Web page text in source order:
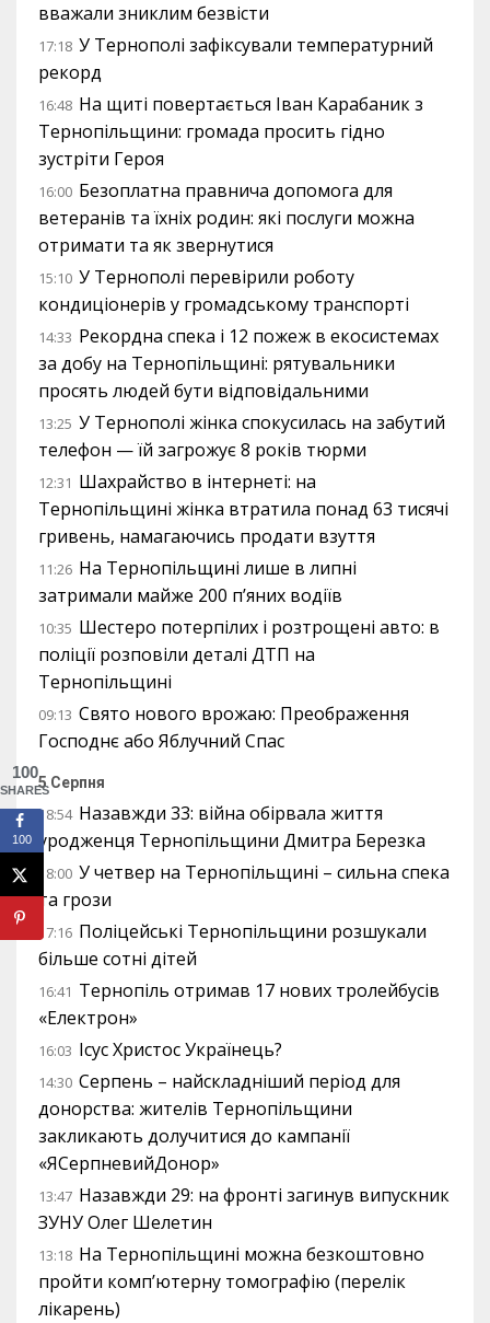
вважали зниклим безвісти
17:18 У Тернополі зафіксували температурний
рекорд
16:48 На щиті повертається Іван Карабаник з
Тернопільщини: громада просить гідно
зустріти Героя
16:00 Безоплатна правнича допомога для
ветеранів та їхніх родин: які послуги можна
отримати та як звернутися
15:10 У Тернополі перевірили роботу
кондиціонерів у громадському транспорті
14:33 Рекордна спека і 12 пожеж в екосистемах
за добу на Тернопільщині: рятувальники
просять людей бути відповідальними
13:25 У Тернополі жінка спокусилась на забутий
телефон — їй загрожує 8 років тюрми
12:31 Шахрайство в інтернеті: на
Тернопільщині жінка втратила понад 63 тисячі
гривень, намагаючись продати взуття
11:26 На Тернопільщині лише в липні
затримали майже 200 п’яних водіїв
10:35 Шестеро потерпілих і розтрощені авто: в
поліції розповіли деталі ДТП на
Тернопільщині
09:13 Свято нового врожаю: Преображення
Господнє або Яблучний Спас
5 Серпня
18:54 Назавжди 33: війна обірвала життя
уродженця Тернопільщини Дмитра Березка
18:00 У четвер на Тернопільщині – сильна спека
та грози
17:16 Поліцейські Тернопільщини розшукали
більше сотні дітей
16:41 Тернопіль отримав 17 нових тролейбусів
«Електрон»
16:03 Ісус Христос Українець?
14:30 Серпень – найскладніший період для
донорства: жителів Тернопільщини
закликають долучитися до кампанії
«ЯСерпневийДонор»
13:47 Назавжди 29: на фронті загинув випускник
ЗУНУ Олег Шелетин
13:18 На Тернопільщині можна безкоштовно
пройти комп’ютерну томографію (перелік
лікарень)
100
SHARES
100